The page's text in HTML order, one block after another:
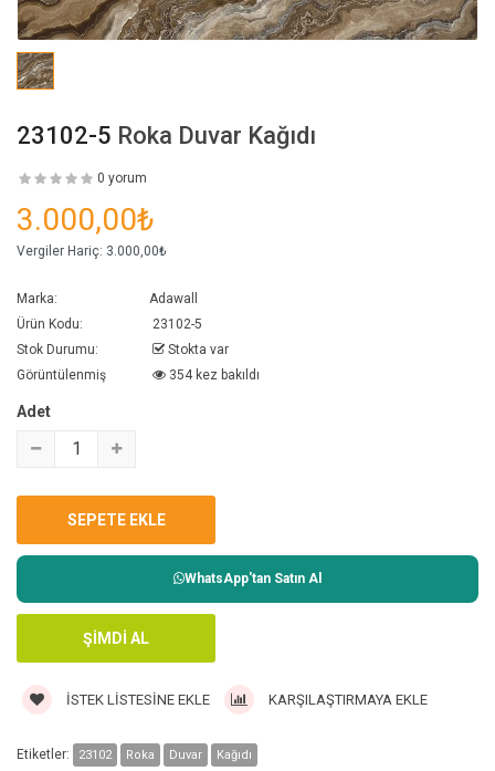
23102-5 Roka Duvar Kağıdı
0 yorum
3.000,00₺
Vergiler Hariç: 3.000,00₺
Marka:
Adawall
Ürün Kodu:
23102-5
Stok Durumu:
Stokta var
Görüntülenmiş
354 kez bakıldı
Adet
WhatsApp'tan Satın Al
İSTEK LISTESINE EKLE KARŞILAŞTIRMAYA EKLE
Etiketler: 23102 Roka Duvar Kağıdı